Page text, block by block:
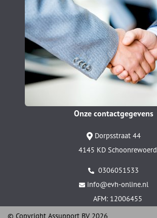
Onze contactgegevens
Dorpsstraat 44
4145 KD Schoonrewoerd
0306051533
info@evh-online.nl
AFM: 12006455
© Copyright Assupport BV 2026